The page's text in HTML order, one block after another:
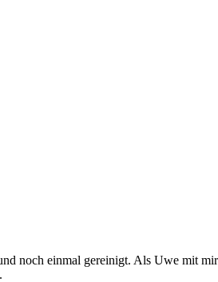
noch einmal gereinigt. Als Uwe mit